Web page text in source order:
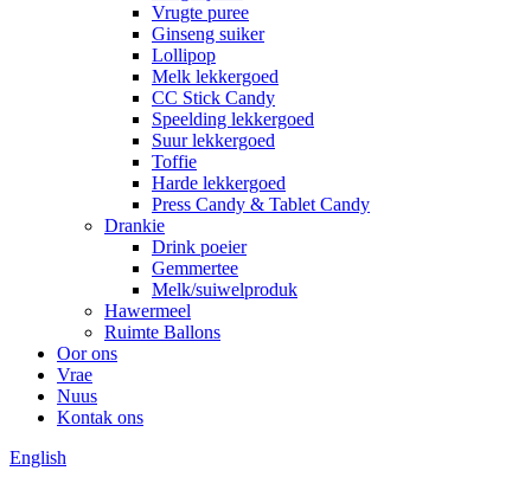
Vrugte puree
Ginseng suiker
Lollipop
Melk lekkergoed
CC Stick Candy
Speelding lekkergoed
Suur lekkergoed
Toffie
Harde lekkergoed
Press Candy & Tablet Candy
Drankie
Drink poeier
Gemmertee
Melk/suiwelproduk
Hawermeel
Ruimte Ballons
Oor ons
Vrae
Nuus
Kontak ons
English